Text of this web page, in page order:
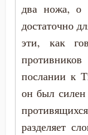
Привычки
Причастие
Фалассий
Феогност
Феодор
Феодор
Феодорит
два ножа, о
достаточно
эти, как
послании к
он был силен
разделяет